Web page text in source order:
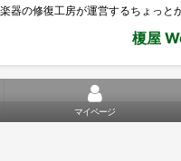
器の修復工房が運営するちょっ
榎屋
マイページ